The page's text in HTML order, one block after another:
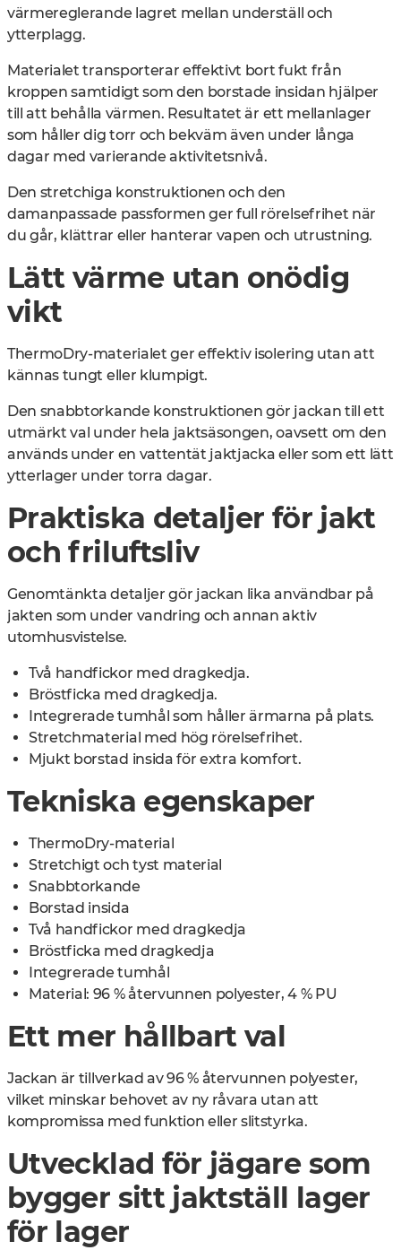
värmereglerande lagret mellan underställ och
ytterplagg.
Materialet transporterar effektivt bort fukt från
kroppen samtidigt som den borstade insidan hjälper
till att behålla värmen. Resultatet är ett mellanlager
som håller dig torr och bekväm även under långa
dagar med varierande aktivitetsnivå.
Den stretchiga konstruktionen och den
damanpassade passformen ger full rörelsefrihet när
du går, klättrar eller hanterar vapen och utrustning.
Lätt värme utan onödig
vikt
ThermoDry-materialet ger effektiv isolering utan att
kännas tungt eller klumpigt.
Den snabbtorkande konstruktionen gör jackan till ett
utmärkt val under hela jaktsäsongen, oavsett om den
används under en vattentät jaktjacka eller som ett lätt
ytterlager under torra dagar.
Praktiska detaljer för jakt
och friluftsliv
Genomtänkta detaljer gör jackan lika användbar på
jakten som under vandring och annan aktiv
utomhusvistelse.
Två handfickor med dragkedja.
Bröstficka med dragkedja.
Integrerade tumhål som håller ärmarna på plats.
Stretchmaterial med hög rörelsefrihet.
Mjukt borstad insida för extra komfort.
Tekniska egenskaper
ThermoDry-material
Stretchigt och tyst material
Snabbtorkande
Borstad insida
Två handfickor med dragkedja
Bröstficka med dragkedja
Integrerade tumhål
Material: 96 % återvunnen polyester, 4 % PU
Ett mer hållbart val
Jackan är tillverkad av 96 % återvunnen polyester,
vilket minskar behovet av ny råvara utan att
kompromissa med funktion eller slitstyrka.
Utvecklad för jägare som
bygger sitt jaktställ lager
för lager